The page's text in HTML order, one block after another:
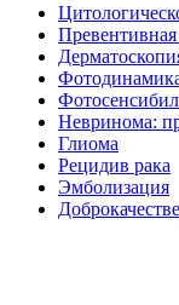
Невринома:
Глиома
Рецидив рака
Эмболизация